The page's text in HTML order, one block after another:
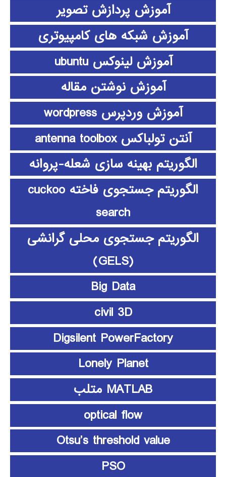
آموزش پردازش تصویر
آموزش شبکه های کامپیوتری
آموزش لینوکس ubuntu
آموزش نوشتن مقاله
آموزش وردپرس wordpress
آنتن تولباکس antenna toolbox
الگوریتم بهینه سازی شعله-پروانه
الگوریتم جستجوی فاخته cuckoo
search
الگوریتم جستجوی محلی گرانشی
(GELS)
Big Data
civil 3D
Digsilent PowerFactory
Lonely Planet
MATLAB متلب
optical flow
Otsu’s threshold value
PSO